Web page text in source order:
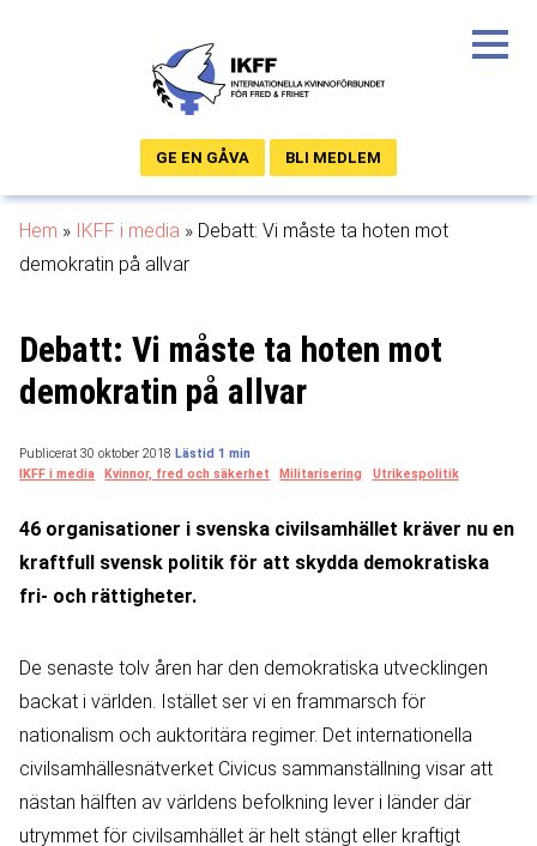
BLI MEDLEM
GE EN GÅVA
Hem » IKFF i media » Debatt: Vi måste ta hoten mot
demokratin på allvar
Debatt: Vi måste ta hoten mot
demokratin på allvar
Publicerat 30 oktober 2018
IKFF i media
Kvinnor, fred och säkerhet Militarisering Utrikespolitik
46 organisationer i svenska civilsamhället kräver nu en
kraftfull svensk politik för att skydda demokratiska
fri- och rättigheter.
De senaste tolv åren har den demokratiska utvecklingen
backat i världen. Istället ser vi en frammarsch för
nationalism och auktoritära regimer. Det internationella
civilsamhällesnätverket Civicus sammanställning visar att
nästan hälften av världens befolkning lever i länder där
utrymmet för civilsamhället är helt stängt eller kraftigt